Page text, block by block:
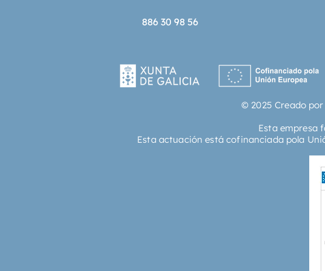
886 30 98 56
© 2025 Creado
Esta empresa
Esta actuación está cofinanciada pola